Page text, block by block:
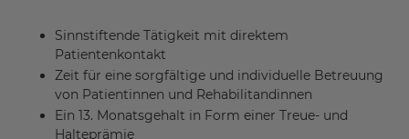
Sinnstiftende Tätigkeit mit direktem
Patientenkontakt
Zeit für eine sorgfältige und individuelle Betreuung
von Patientinnen und Rehabilitandinnen
Ein 13. Monatsgehalt in Form einer Treue- und
Halteprämie